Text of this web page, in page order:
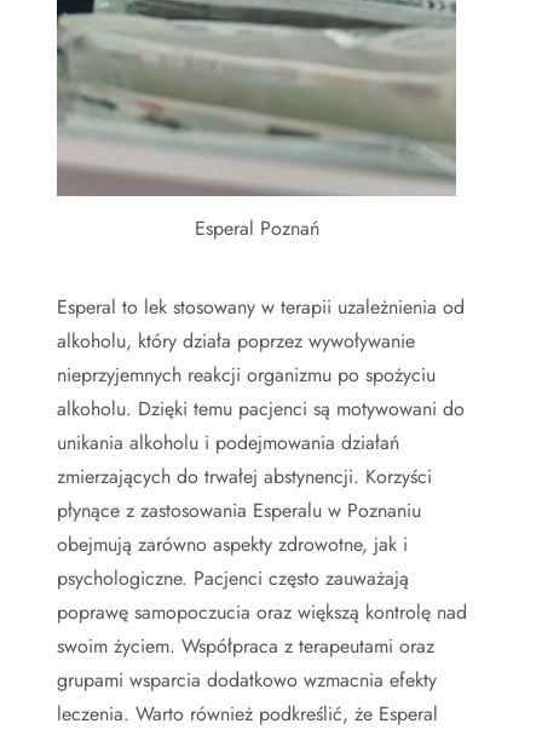
Esperal Poznań
Esperal to lek stosowany w terapii uzależnienia od
alkoholu, który działa poprzez wywoływanie
nieprzyjemnych reakcji organizmu po spożyciu
alkoholu. Dzięki temu pacjenci są motywowani do
unikania alkoholu i podejmowania działań
zmierzających do trwałej abstynencji. Korzyści
płynące z zastosowania Esperalu w Poznaniu
obejmują zarówno aspekty zdrowotne, jak i
psychologiczne. Pacjenci często zauważają
poprawę samopoczucia oraz większą kontrolę nad
swoim życiem. Współpraca z terapeutami oraz
grupami wsparcia dodatkowo wzmacnia efekty
leczenia. Warto również podkreślić, że Esperal